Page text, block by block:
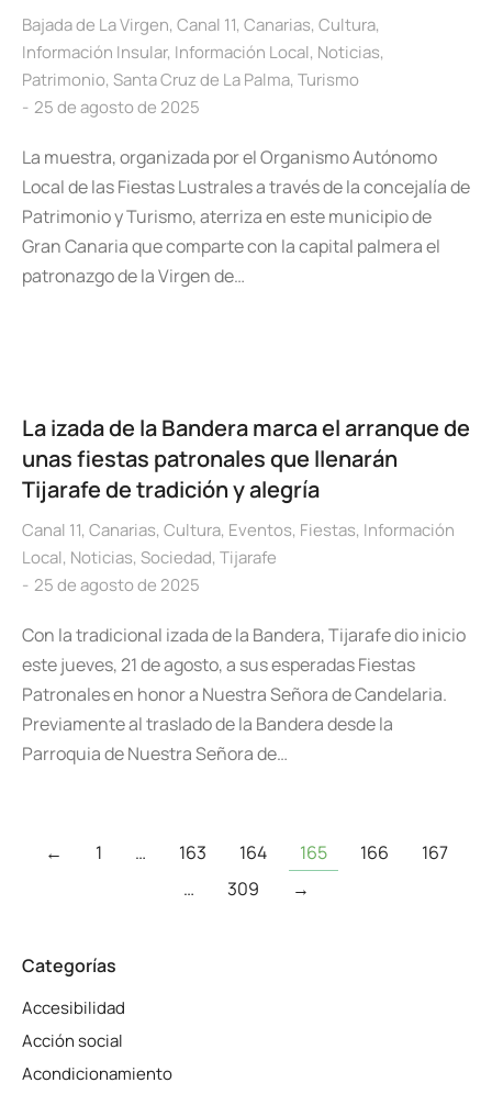
Bajada de La Virgen, Canal 11, Canarias, Cultura,
Información Insular, Información Local, Noticias,
Patrimonio, Santa Cruz de La Palma, Turismo
25 de agosto de 2025
La muestra, organizada por el Organismo Autónomo
Local de las Fiestas Lustrales a través de la concejalía de
Patrimonio y Turismo, aterriza en este municipio de
Gran Canaria que comparte con la capital palmera el
patronazgo de la Virgen de…
La izada de la Bandera marca el arranque de
unas fiestas patronales que llenarán
Tijarafe de tradición y alegría
Canal 11, Canarias, Cultura, Eventos, Fiestas, Información
Local, Noticias, Sociedad, Tijarafe
25 de agosto de 2025
Con la tradicional izada de la Bandera, Tijarafe dio inicio
este jueves, 21 de agosto, a sus esperadas Fiestas
Patronales en honor a Nuestra Señora de Candelaria.
Previamente al traslado de la Bandera desde la
Parroquia de Nuestra Señora de…
← 1 … 163 164 165 166
167
…
309 →
Categorías
Accesibilidad
Acción social
Acondicionamiento